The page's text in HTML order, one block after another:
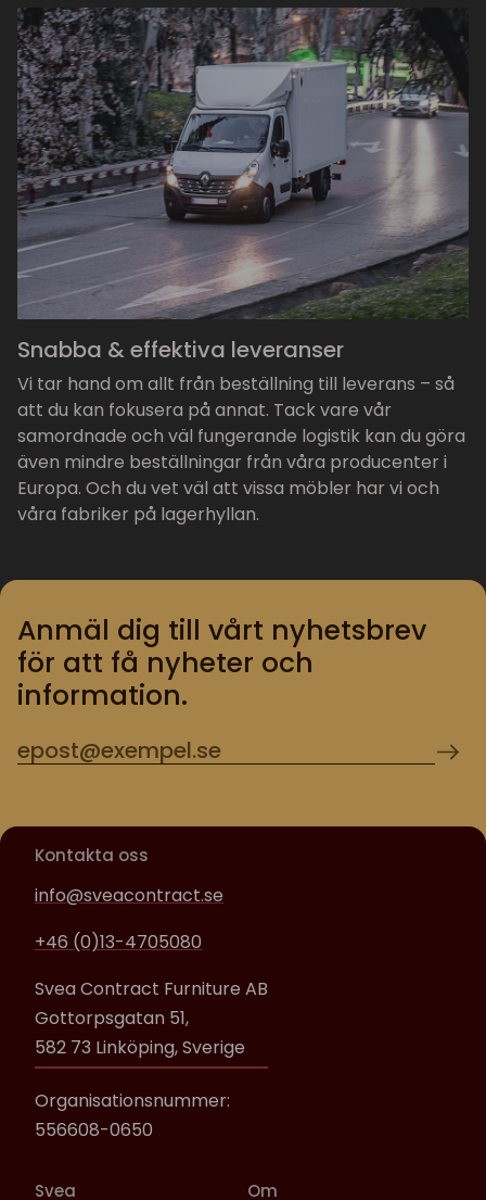
Snabba & effektiva leveranser
Vi tar hand om allt från beställning till leverans – så
att du kan fokusera på annat. Tack vare vår
samordnade och väl fungerande logistik kan du göra
även mindre beställningar från våra producenter i
Europa. Och du vet väl att vissa möbler har vi och
våra fabriker på lagerhyllan.
Anmäl dig till vårt nyhetsbrev
för att få nyheter och
information.
Kontakta oss
info@sveacontract.se
+46 (0)13-4705080
Svea Contract Furniture AB
Gottorpsgatan 51,
582 73 Linköping, Sverige
Organisationsnummer:
556608-0650
Svea Om